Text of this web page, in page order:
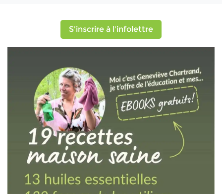
S'inscrire à l'infolettre